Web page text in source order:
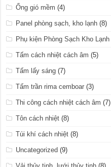
Ống gió mềm (4)
Panel phòng sạch, kho lạnh (8)
Phụ kiện Phòng Sạch Kho Lạnh
Tấm cách nhiệt cách âm (5)
Tấm lấy sáng (7)
Tấm trần rima cemboar (3)
Thi công cách nhiệt cách âm (7)
Tôn cách nhiệt (8)
Túi khí cách nhiệt (8)
Uncategorized (9)